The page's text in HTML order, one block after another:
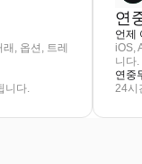
, 옵션, 트레
니다.
연
언제
iOS,
니다.
연중
24시